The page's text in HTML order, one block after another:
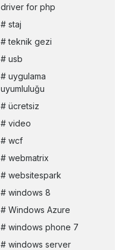
driver for php
staj
teknik gezi
usb
uygulama
uyumluluğu
ücretsiz
video
wcf
webmatrix
websitespark
windows 8
Windows Azure
windows phone 7
windows server